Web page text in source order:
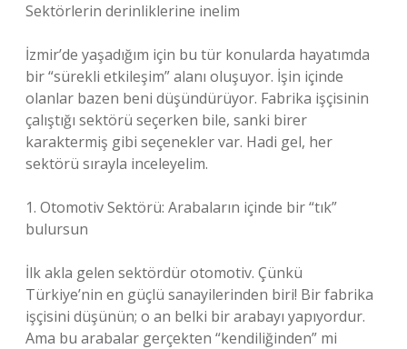
Sektörlerin derinliklerine inelim
İzmir’de yaşadığım için bu tür konularda hayatımda
bir “sürekli etkileşim” alanı oluşuyor. İşin içinde
olanlar bazen beni düşündürüyor. Fabrika işçisinin
çalıştığı sektörü seçerken bile, sanki birer
karaktermiş gibi seçenekler var. Hadi gel, her
sektörü sırayla inceleyelim.
1. Otomotiv Sektörü: Arabaların içinde bir “tık”
bulursun
İlk akla gelen sektördür otomotiv. Çünkü
Türkiye’nin en güçlü sanayilerinden biri! Bir fabrika
işçisini düşünün; o an belki bir arabayı yapıyordur.
Ama bu arabalar gerçekten “kendiliğinden” mi